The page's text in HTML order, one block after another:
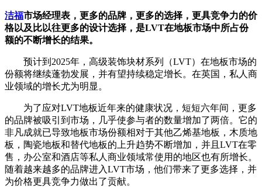
洁福市场经理表，更多的品牌，更多的选择，更具竞争力的价
格以及比以往更多的设计选择，是LVT在地板市场中所占份
额的不断增长的结果。
预计到2025年，高级装饰块材系列（LVT）在地板市场的
份额将继续蓬勃发展，并有望持续稳定增长。在英国，私人商
业领域的增长尤为明显。
为了应对LVT地板近年来的健康状况，短短六年间，更多
的品牌被吸引到市场，几乎使参与者的数量增加了两倍。它的
非凡成就已导致地板市场份额相对于其他乙烯基地板，木质地
板，陶瓷地板和替代地板的上升趋势不断增加，并且LVT在零
售，办公室和酒店等私人商业领域常使用的地区也有所增长。
随着越来越多的品牌进入LVT市场，他们带来了更多选择，并
为价格更具竞争力做出了贡献。